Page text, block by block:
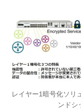
レイヤー1暗号化ソリ
ンドシ